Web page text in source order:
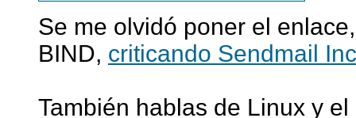
Se me olvidó poner el
BIND, criticando Sendmail
También hablas de Linux y